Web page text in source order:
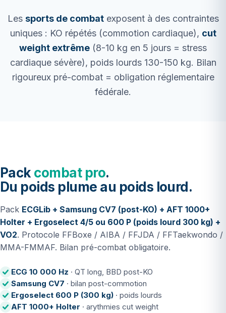
Les sports de combatexposent à des contraintes
uniques : KO répétés (commotion cardiaque), cut
weight extrême (8-10 kg en 5 jours = stress
cardiaque sévère), poids lourds 130-150 kg. Bilan
rigoureux pré-combat = obligation réglementaire
fédérale.
Pack combat pro.
Du poids plume au poids lourd.
Pack ECGLib + Samsung CV7 (post-KO) + AFT 1000+
Holter + Ergoselect 4/5 ou 600 P (poids lourd 300 kg) +
VO2. Protocole FFBoxe / AIBA / FFJDA / FFTaekwondo /
MMA-FMMAF. Bilan pré-combat obligatoire.
ECG 10 000 Hz · QT long, BBD post-KO
Samsung CV7 · bilan post-commotion
Ergoselect 600 P (300 kg) · poids lourds
AFT 1000+ Holter · arythmies cut weight